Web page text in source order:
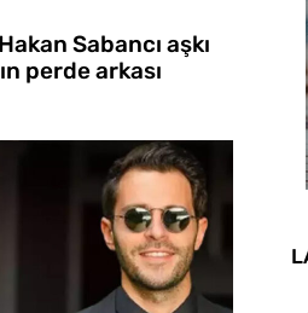
Sabancı aşkı
perde arkası